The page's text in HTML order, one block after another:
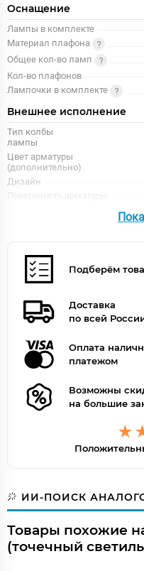
Оснащение
Лампы в комплекте
Материал плафона
Общее кол-во ламп
Кол-во плафонов
Лампочки в комплекте
Внешнее исполнение
Тип колбы
лампы
Цвет арматуры
(дополнительно)
Дизайн
Поверхность арматуры
Цвет плафона
Подберём
Доставка
по всей
Оплата
платежом
Возможны
на большие
ИИ-ПОИСК
Товары похожие
(точечный